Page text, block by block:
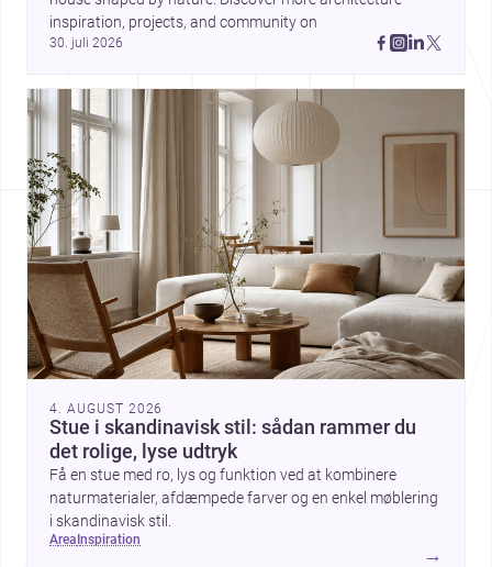
klart greb om fundament,
proportion og materialitet kan
give et hjem stærk karakter.
30. juli 2026
4. AUGUST 2026
Stue i skandinavisk stil: sådan rammer du
det rolige, lyse udtryk
Få en stue med ro, lys og funktion ved at kombinere
naturmaterialer, afdæmpede farver og en enkel møblering
i skandinavisk stil.
area inspiration
→